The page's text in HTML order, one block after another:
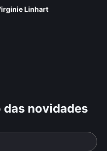
Linhart
novidades